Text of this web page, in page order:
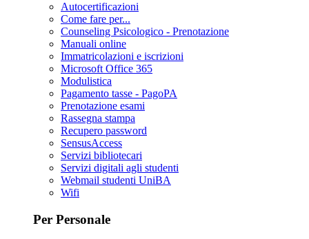
Autocertificazioni
Come fare per...
Counseling Psicologico - Prenotazione
Manuali online
Immatricolazioni e iscrizioni
Microsoft Office 365
Modulistica
Pagamento tasse - PagoPA
Prenotazione esami
Rassegna stampa
Recupero password
SensusAccess
Servizi bibliotecari
Servizi digitali agli studenti
Webmail studenti UniBA
Wifi
Per Personale